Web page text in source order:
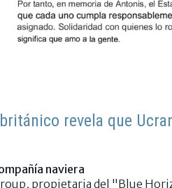
revela que
naviera
propietaria del "Blue